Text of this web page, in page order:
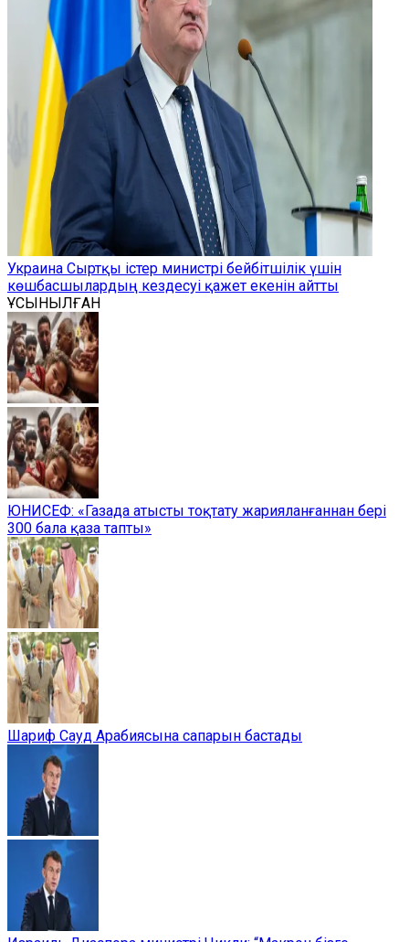
Украина Сыртқы істер министрі бейбітшілік үшін
көшбасшылардың кездесуі қажет екенін айтты
ҰСЫНЫЛҒАН
ЮНИСЕФ: «Газада атысты тоқтату жарияланғаннан бері
300 бала қаза тапты»
Шариф Сауд Арабиясына сапарын бастады